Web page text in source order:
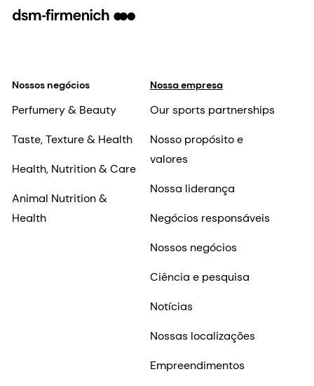
Nossos negócios
Perfumery & Beauty
Taste, Texture & Health
Health, Nutrition & Care
Animal Nutrition &
Health
Nossa empresa
Our sports partnerships
Nosso propósito e
valores
Nossa liderança
Negócios responsáveis
Nossos negócios
Ciência e pesquisa
Notícias
Nossas localizações
Empreendimentos